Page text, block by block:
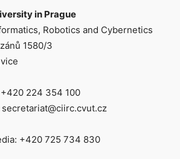
in Prague
Robotics and Cybernetics
1580/3
224 354 100
+420 725 734 830